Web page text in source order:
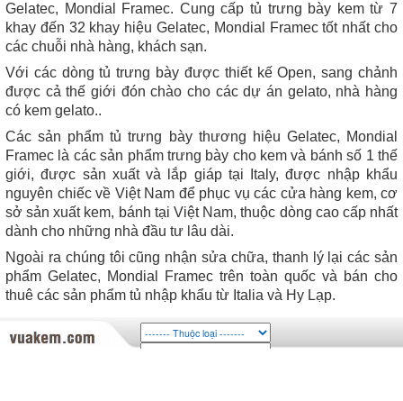
Gelatec, Mondial Framec. Cung cấp tủ trưng bày kem từ 7
khay đến 32 khay hiệu Gelatec, Mondial Framec tốt nhất cho
các chuỗi nhà hàng, khách sạn.
Với các dòng tủ trưng bày được thiết kế Open, sang chảnh
được cả thế giới đón chào cho các dự án gelato, nhà hàng
có kem gelato..
Các sản phẩm tủ trưng bày thương hiệu Gelatec, Mondial
Framec là các sản phẩm trưng bày cho kem và bánh số 1 thế
giới, được sản xuất và lắp giáp tại Italy, được nhập khẩu
nguyên chiếc về Việt Nam để phục vụ các cửa hàng kem, cơ
sở sản xuất kem, bánh tại Việt Nam, thuộc dòng cao cấp nhất
dành cho những nhà đầu tư lâu dài.
Ngoài ra chúng tôi cũng nhận sửa chữa, thanh lý lại các sản
phẩm Gelatec, Mondial Framec trên toàn quốc và bán cho
thuê các sản phẩm tủ nhập khẩu từ Italia và Hy Lạp.